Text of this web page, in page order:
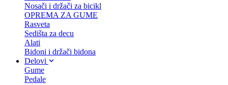
Nosači i držači za bicikl
OPREMA ZA GUME
Rasveta
Sedišta za decu
Alati
Bidoni i držači bidona
Delovi
Gume
Pedale